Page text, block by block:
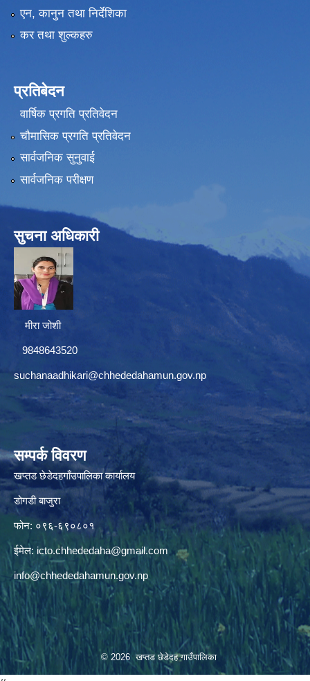
एन, कानुन तथा निर्देशिका
कर तथा शुल्कहरु
प्रतिबेदन
वार्षिक प्रगति प्रतिवेदन
चौमासिक प्रगति प्रतिवेदन
सार्वजनिक सुनुवाई
सार्वजनिक परीक्षण
सुचना अधिकारी
मीरा जोशी
9848643520
suchanaadhikari@chhededahamun.gov.np
सम्पर्क विवरण
खप्तड छेडेदहगाँउपालिका कार्यालय
डोगडी बाजुरा
फोन: ०९६-६९०८०१
ईमेल: icto.chhededaha@gmail.com
info@chhededahamun.gov.np
© 2026 खप्तड छेडेदह गाउँपालिका